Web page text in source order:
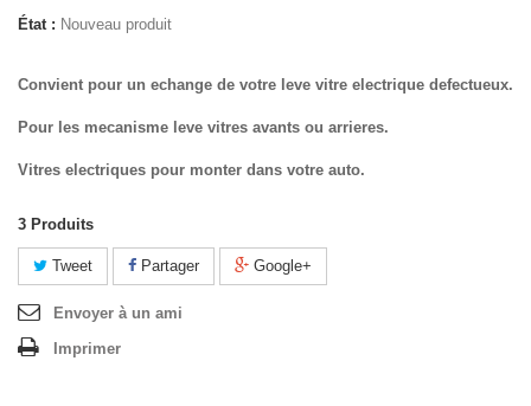
État : Nouveau produit
Convient pour un echange de votre leve vitre electrique defectueux.
Pour les mecanisme leve vitres avants ou arrieres.
Vitres electriques pour monter dans votre auto.
3 Produits
Tweet Partager Google+
Envoyer à un ami
Imprimer